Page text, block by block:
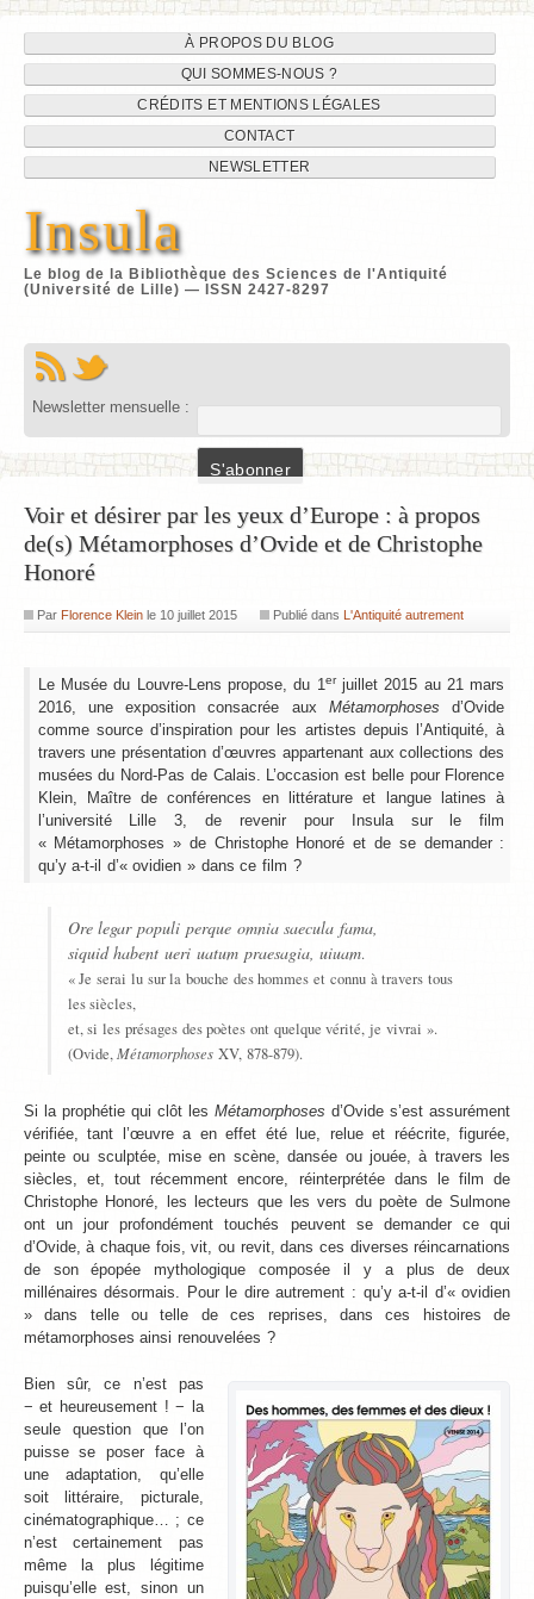
Navigation
du
site
au
contenu
À PROPOS DU BLOG
QUI SOMMES-NOUS ?
CRÉDITS ET MENTIONS LÉGALES
CONTACT
NEWSLETTER
Insula
Le blog de la Bibliothèque des Sciences de l'Antiquité
(Université de Lille) — ISSN 2427-8297
Newsletter mensuelle :
Voir et désirer par les yeux d’Europe : à propos
de(s) Métamorphoses d’Ovide et de Christophe
Honoré
Par Florence Kleinle 10 juillet 2015 Publié dans L'Antiquité autrement
Le Musée du Louvre-Lens propose, du 1 erjuillet 2015 au 21 mars
2016, une exposition consacrée auxMétamorphoses d’Ovide
comme source d’inspiration pour les artistes depuis l’Antiquité, à
travers une présentation d’œuvres appartenant aux collections des
musées du Nord-Pas de Calais. L’occasion est belle pour Florence
Klein, Maître de conférences en littérature et langue latines à
l’université Lille 3, de revenir pour Insula sur le film
« Métamorphoses » de Christophe Honoré et de se demander :
qu’y a-t-il d’« ovidien » dans ce film ?
Ore legar populi perque omnia saecula fama,
siquid habent ueri uatum praesagia, uiuam.
« Je serai lu sur la bouche des hommes et connu à travers tous
les siècles,
et, si les présages des poètes ont quelque vérité, je vivrai ».
(Ovide,Métamorphoses XV, 878-879).
Si la prophétie qui clôt lesMétamorphoses d’Ovide s’est assurément
vérifiée, tant l’œuvre a en effet été lue, relue et réécrite, figurée,
peinte ou sculptée, mise en scène, dansée ou jouée, à travers les
siècles, et, tout récemment encore, réinterprétée dans le film de
Christophe Honoré, les lecteurs que les vers du poète de Sulmone
ont un jour profondément touchés peuvent se demander ce qui
d’Ovide, à chaque fois, vit, ou revit, dans ces diverses réincarnations
de son épopée mythologique composée il y a plus de deux
millénaires désormais. Pour le dire autrement : qu’y a-t-il d’« ovidien
» dans telle ou telle de ces reprises, dans ces histoires de
métamorphoses ainsi renouvelées ?
Bien sûr, ce n’est pas
− et heureusement ! − la
seule question que l’on
puisse se poser face à
une adaptation, qu’elle
soit littéraire, picturale,
cinématographique… ; ce
n’est certainement pas
même la plus légitime
puisqu’elle est, sinon un